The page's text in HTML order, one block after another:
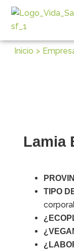
contenido
Inicio
Lamia
TIPO